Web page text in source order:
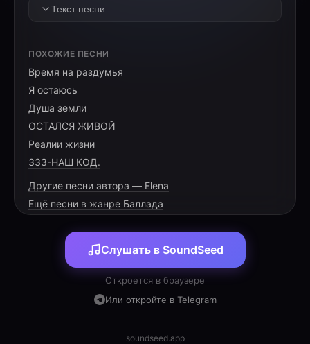
Текст песни
Мы столько вёсен прожили с тобой,
Где мама Таня, папа Саша — наш покой.
Ты, Ксюша, младшая, но так сильна,
[PRE-CHORUS]
Сквозь трудности и долгие года,
Ты верила в себя всегда,
ПОХОЖИЕ ПЕСНИ
Время на раздумья
Я остаюсь
Душа земли
ОСТАЛСЯ ЖИВОЙ
Реалии жизни
333-НАШ КОД.
Другие песни автора — Elena
Ещё песни в жанре Баллада
Слушать в SoundSeed
Откроется в браузере
Или откройте в Telegram
soundseed.app